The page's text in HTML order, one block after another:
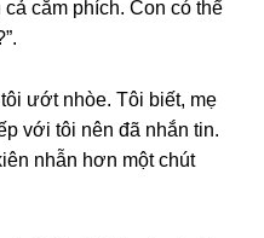
cắm phích. Con có thể
ướt nhòe. Tôi biết, mẹ
với tôi nên đã nhắn tin.
nhẫn hơn một chút